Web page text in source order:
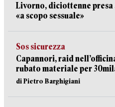
Livorno, diciottenne presa
«a scopo sessuale»
Sos sicurezza
Capannori, raid
rubato materiale per
di Pietro Barghigiani